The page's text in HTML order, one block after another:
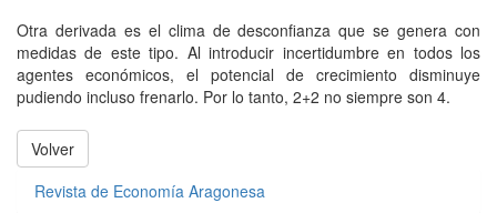
Otra derivada es el clima de desconfianza que se genera con
medidas de este tipo. Al introducir incertidumbre en todos los
agentes económicos, el potencial de crecimiento disminuye
pudiendo incluso frenarlo. Por lo tanto, 2+2 no siempre son 4.
Volver
Revista de Economía Aragonesa